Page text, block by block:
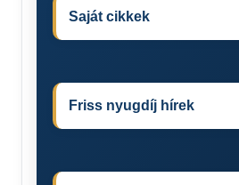
Saját cikkek
Friss nyugdíj hírek